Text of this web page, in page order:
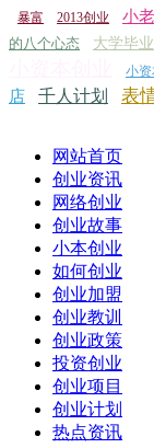
暴富 2013创业 小
的八个心态
大学毕
小
店
千人计划 表
网站首页
创业资讯
网络创业
创业故事
小本创业
如何创业
创业加盟
创业教训
创业政策
投资创业
创业项目
创业计划
热点资讯